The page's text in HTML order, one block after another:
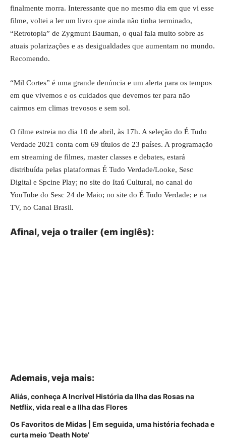
finalmente morra. Interessante que no mesmo dia em que vi esse
filme, voltei a ler um livro que ainda não tinha terminado,
“Retrotopia” de Zygmunt Bauman, o qual fala muito sobre as
atuais polarizações e as desigualdades que aumentam no mundo.
Recomendo.
“Mil Cortes” é uma grande denúncia e um alerta para os tempos
em que vivemos e os cuidados que devemos ter para não
cairmos em climas trevosos e sem sol.
O filme estreia no dia 10 de abril, às 17h. A seleção do É Tudo
Verdade 2021 conta com 69 títulos de 23 países. A programação
em streaming de filmes, master classes e debates, estará
distribuída pelas plataformas É Tudo Verdade/Looke, Sesc
Digital e Spcine Play; no site do Itaú Cultural, no canal do
YouTube do Sesc 24 de Maio; no site do É Tudo Verdade; e na
TV, no Canal Brasil.
Afinal, veja o trailer (em inglês):
Ademais, veja mais:
Aliás, conheça A Incrível História da Ilha das Rosas na
Netflix, vida real e a Ilha das Flores
Os Favoritos de Midas | Em seguida, uma história fechada e
curta meio ‘Death Note’